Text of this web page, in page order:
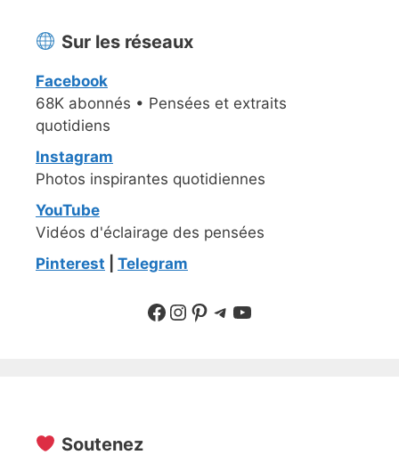
Sur les réseaux
Facebook
68K abonnés • Pensées et extraits
quotidiens
Instagram
Photos inspirantes quotidiennes
YouTube
Vidéos d'éclairage des pensées
Pinterest
Telegram
Suivre sur Facebook
Suivre sur Instagram
Pinterest
Sur Telegram
YouTube
Soutenez